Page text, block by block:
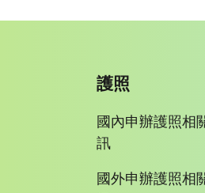
護照
國內申辦護照相
訊
國外申辦護照相